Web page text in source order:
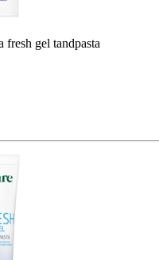
fresh gel tandpasta